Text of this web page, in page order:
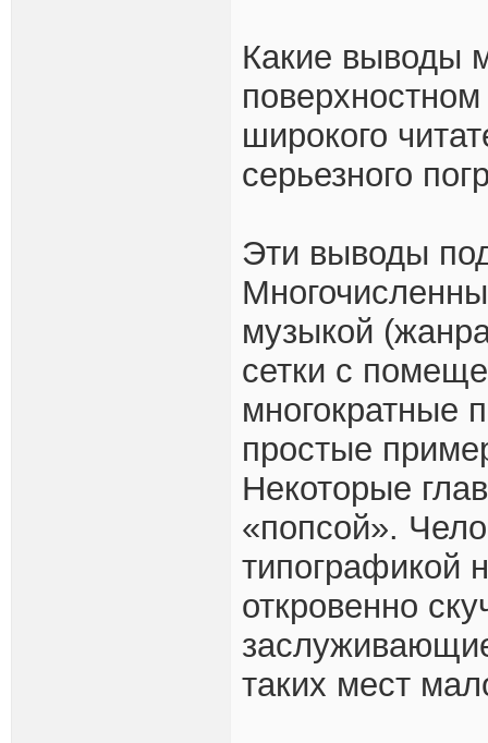
Какие выводы
широкого
серьезного
Эти выводы
музыкой
сетки с
многократные
простые
Некоторые
«попсой».
типографикой
откровенно
таких мест